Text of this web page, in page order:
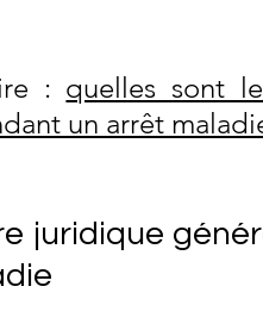
: quelles sont
un arrêt
juridique